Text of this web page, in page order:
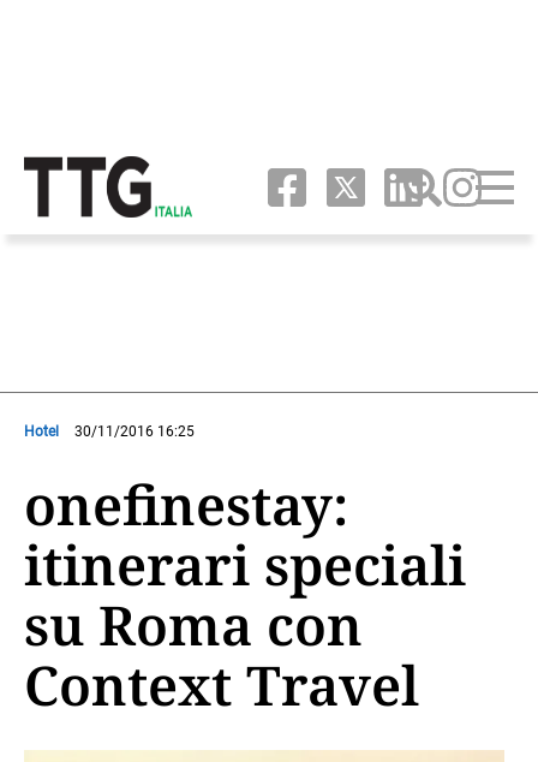
Hotel 30/11/2016 16:25
onefinestay:
itinerari speciali
su Roma con
Context Travel